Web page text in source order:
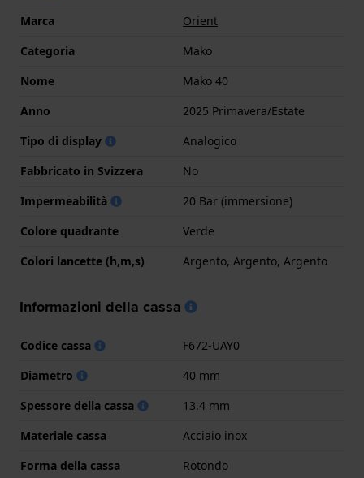
Marca
Orient
Categoria
Mako
Nome
Mako 40
Anno
2025 Primavera/Estate
Tipo di display
Analogico
Fabbricato in Svizzera
No
Impermeabilità
20 Bar (immersione)
Colore quadrante
Verde
Colori lancette (h,m,s)
Argento, Argento, Argento
Informazioni della cassa
Codice cassa
F672-UAY0
Diametro
40 mm
Spessore della cassa
13.4 mm
Materiale cassa
Acciaio inox
Forma della cassa
Rotondo